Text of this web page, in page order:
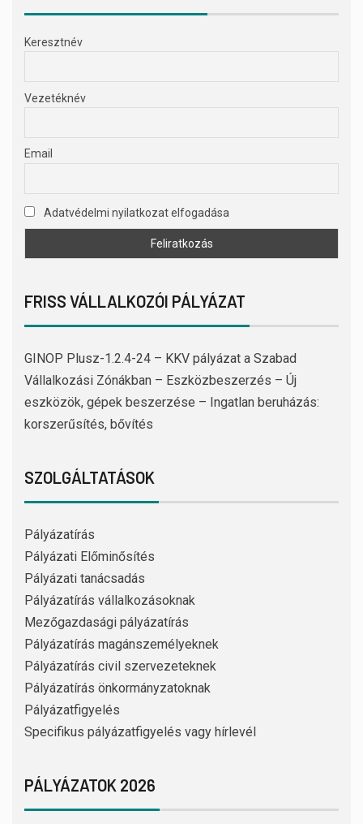
Keresztnév
Vezetéknév
Email
Adatvédelmi nyilatkozat elfogadása
FRISS VÁLLALKOZÓI PÁLYÁZAT
GINOP Plusz-1.2.4-24 – KKV pályázat a Szabad
Vállalkozási Zónákban – Eszközbeszerzés – Új
eszközök, gépek beszerzése – Ingatlan beruházás:
korszerűsítés, bővítés
SZOLGÁLTATÁSOK
Pályázatírás
Pályázati Előminősítés
Pályázati tanácsadás
Pályázatírás vállalkozásoknak
Mezőgazdasági pályázatírás
Pályázatírás magánszemélyeknek
Pályázatírás civil szervezeteknek
Pályázatírás önkormányzatoknak
Pályázatfigyelés
Specifikus pályázatfigyelés vagy hírlevél
PÁLYÁZATOK 2026